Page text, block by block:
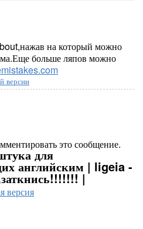
на который можно
больше ляпов можно
версии
это сообщение.
для
английским | ligeia -
|
версия